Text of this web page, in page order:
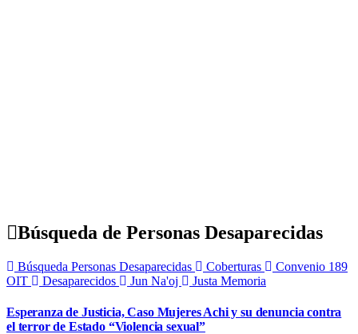
Búsqueda de Personas Desaparecidas
Búsqueda Personas Desaparecidas Coberturas
Convenio 189
OIT
Desaparecidos Jun Na'oj Justa Memoria
Esperanza de Justicia, Caso Mujeres Achi y su denuncia contra
el terror de Estado “Violencia sexual”